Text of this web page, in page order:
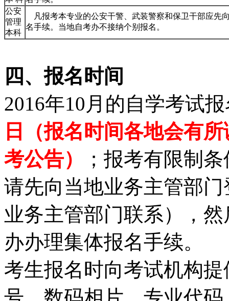
公安
管理
本科
凡报考本专业的公安干警、武装警察和保卫干部应先
名手续。当地自考办不接纳个别报名。
四、报名时间
2016年10月的自学考试
日（报名时间各地会有
考公告）
；报考有限制
请先向当地业务主管部
业务主管部门联系），
办办理集体报名手续。
考生报名时向考试机构